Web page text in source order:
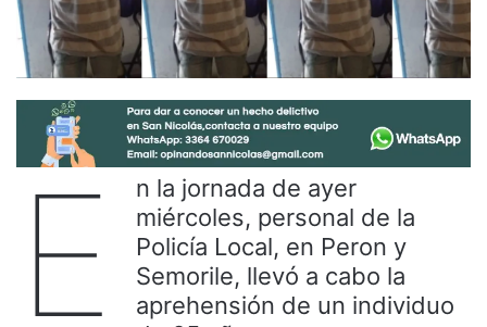
E
n la jornada de ayer
miércoles, personal de la
Policía Local, en Peron y
Semorile, llevó a cabo la
aprehensión de un individuo